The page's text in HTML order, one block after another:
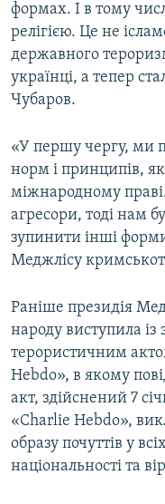
формах. І в тому
релігією. Це не
державного
українці, а тепер
Чубаров.
«У першу чергу, ми
норм і принципів,
міжнародному
агресори, тоді нам
зупинити інші
Меджлісу
Раніше президія
народу виступила із
терористичним
Hebdo», в якому
акт, здійснений 7
«Charlie Hebdo»,
образу почуттів у
національності та